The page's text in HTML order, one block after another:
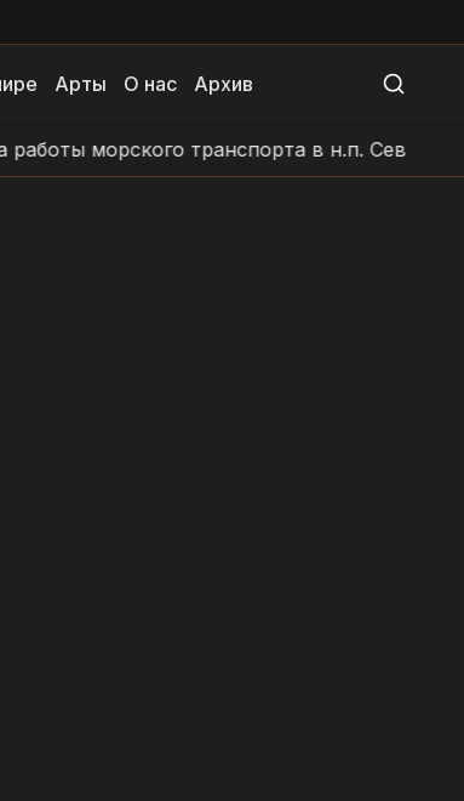
Арты О нас Архив
морского транспорта в н.п. Севастополь